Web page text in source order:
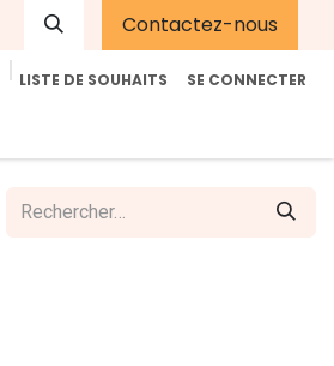
Contactez-nous
LISTE DE SOUHAITS SE CONNECTER